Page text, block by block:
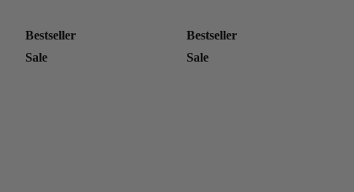
Bestseller
Sale
Bestseller
Sale